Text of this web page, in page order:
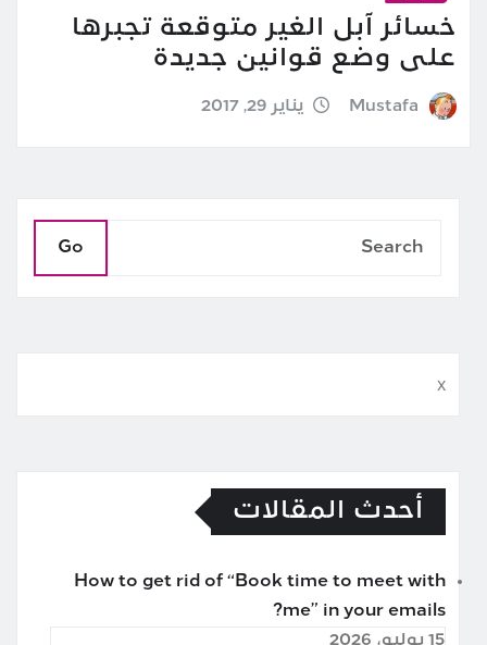
خسائر آبل الغير متوقعة تجبرها
على وضع قوانين جديدة
Mustafa يناير 29, 2017
Go
x
أحدث المقالات
How to get rid of “Book time to meet with
me” in your emails?
15 يوليو، 2026